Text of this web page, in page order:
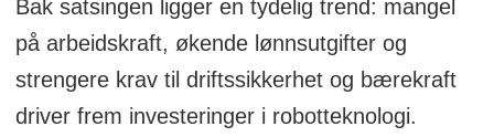
Bak satsingen ligger en tydelig trend: mangel
på arbeidskraft, økende lønnsutgifter og
strengere krav til driftssikkerhet og bærekraft
driver frem investeringer i robotteknologi.